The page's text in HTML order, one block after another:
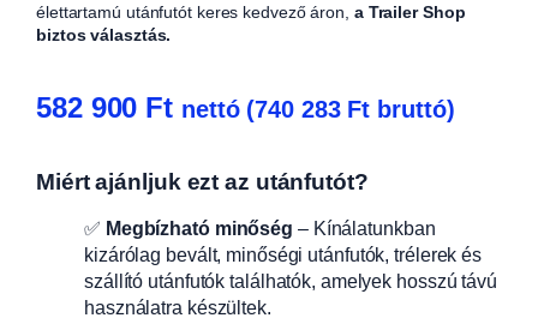
élettartamú utánfutót keres kedvező áron, a Trailer Shop
biztos választás.
582 900 Ft nettó (740 283 Ft bruttó)
Miért ajánljuk ezt az utánfutót?
✅ Megbízható minőség – Kínálatunkban
kizárólag bevált, minőségi utánfutók, trélerek és
szállító utánfutók találhatók, amelyek hosszú távú
használatra készültek.